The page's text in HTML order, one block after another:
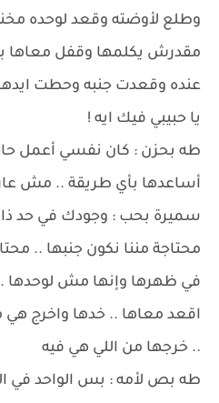
وطلع لأوضته وقعد لوحده
مقدرش يكلمها وقفل معاها
عنده وقعدت جنبه وحطت
يا حبيبي فيك ايه !
طه بحزن : كان نفسي أعمل
أساعدها بأي طريقة .. مش
سميرة بحب : وجودك في حد
محتاجة مننا نكون جنبها ..
في ظهرها وإنها مش لوحدها
اقعد معاها .. خدها واخرج هي
.. خرجها من اللي هي فيه
طه بص لأمه : بس الواحد في